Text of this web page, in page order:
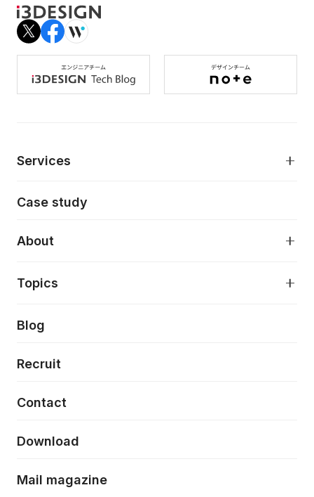
Services
AI駆動開発支援
モダナイゼーション
特徴量エンジニアリングと生成AI
デジタルプロダクトデザイン
デザインシステム構築支援
フロントエンド開発
Case study
About
About
当社が目指しているもの
Topics
Press release
News
Event/Seminer
Blog
Recruit
Contact
Download
Mail magazine